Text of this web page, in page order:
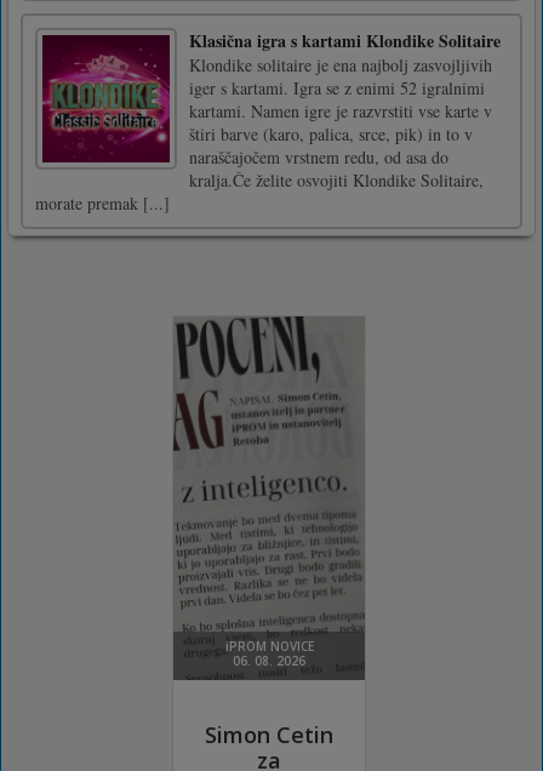
Klasična igra s kartami Klondike Solitaire
Klondike solitaire je ena najbolj zasvojljivih
iger s kartami. Igra se z enimi 52 igralnimi
kartami. Namen igre je razvrstiti vse karte v
štiri barve (karo, palica, srce, pik) in to v
naraščajočem vrstnem redu, od asa do
kralja.Če želite osvojiti Klondike Solitaire,
morate premak [...]